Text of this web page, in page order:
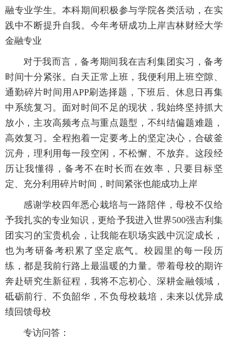
融专业学生。本科期间积极参与学院各类活动，在实
践中不断提升自我。今年考研成功上岸吉林财经大学
金融专业
对于我而言，备考期间我在吉利集团实习，备考
时间十分紧张。白天正常上班，我便利用上班空隙、
通勤碎片时间用APP刷选择题，下班后、休息日再集
中系统复习。面对时间不足的现状，我始终坚持抓大
放小，主攻高频考点与重点题型，不纠结偏题难题，
高效复习。全程抱着一定要考上的坚定决心，合破釜
沉舟，理利用每一段空闲，不松懈、不放弃。这段经
历让我懂得，备考不在时长而在效率，只要目标坚
定、充分利用碎片时间，时间紧张也能成功上岸
感谢学校四年悉心栽培与一路陪伴，母校不仅给
予我扎实的专业知识，更给予我进入世界500强吉利集
团实习的宝贵机会，让我能在职场实践中沉淀成长，
也为考研备考积累了坚定底气。校园里的每一段历
练，都是我前行路上最温暖的力量。带着母校的期许
奔赴研究生新征程，我将不忘初心、深耕金融领域，
砥砺前行、不负韶华，不负母校栽培，未来以优异成
绩回馈母校
专访问答：